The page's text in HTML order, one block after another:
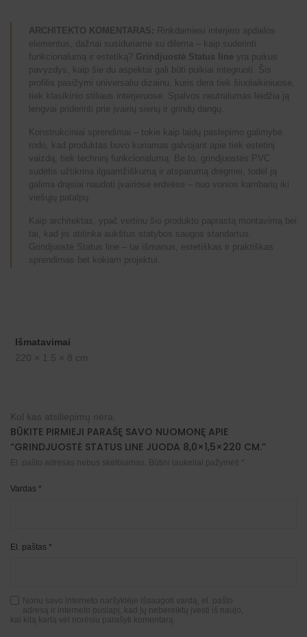
ARCHITEKTO KOMENTARAS: Rinkdamiesi interjero apdailos
elementus, dažnai susiduriame su dilema – kaip suderinti
funkcionalumą ir estetiką? Grindjuostė Status line yra puikus
pavyzdys, kaip šie du aspektai gali būti puikiai integruoti. Šis
profilis pasižymi universaliu dizainu, kuris dera tiek šiuolaikiniuose,
tiek klasikinio stiliaus interjeruose. Spalvos neutralumas leidžia ją
lengvai priderinti prie įvairių sienų ir grindų dangų.
Konstrukciniai sprendimai – tokie kaip laidų paslėpimo galimybė
rodo, kad produktas buvo kuriamas galvojant apie tiek estetinį
vaizdą, tiek techninį funkcionalumą. Be to, grindjuostės PVC
sudėtis užtikrina ilgaamžiškumą ir atsparumą drėgmei, todėl ją
galima drąsiai naudoti įvairiose erdvėse – nuo vonios kambarių iki
viešųjų patalpų.
Kaip architektas, ypač vertinu šio produkto paprastą montavimą bei
tai, kad jis atitinka aukštus statybos saugos standartus.
Grindjuostė Status line – tai išmanus, estetiškas ir praktiškas
sprendimas bet kokiam projektui.
Išmatavimai
220 × 1.5 × 8 cm
Kol kas atsiliepimų nėra.
BŪKITE PIRMIEJI PARAŠĘ SAVO NUOMONĘ APIE
“GRINDJUOSTĖ STATUS LINE JUODA 8,0×1,5×220 CM.”
El. pašto adresas nebus skelbiamas. Būtini laukeliai pažymėti
Vardas *
El. paštas *
Noriu savo interneto naršyklėje išsaugoti vardą, el. pašto
adresą ir interneto puslapį, kad jų nebereiktų įvesti iš naujo,
kai kitą kartą vėl norėsiu parašyti komentarą.